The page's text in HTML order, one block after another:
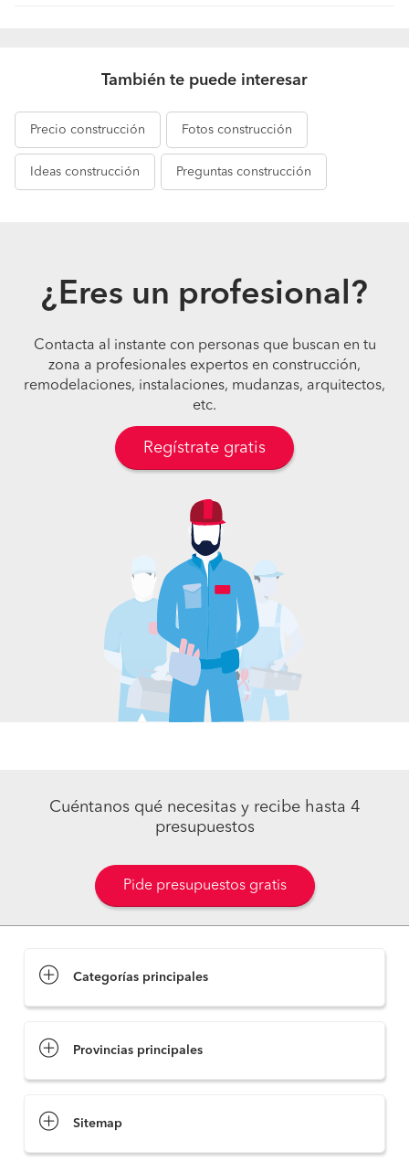
También te puede interesar
Precio construcción Fotos construcción
Ideas construcción Preguntas construcción
¿Eres un profesional?
Contacta al instante con personas que buscan en tu
zona a profesionales expertos en construcción,
remodelaciones, instalaciones, mudanzas, arquitectos,
etc.
Regístrate gratis
Cuéntanos qué necesitas y recibe hasta 4
presupuestos
Pide presupuestos gratis
Categorías principales
Provincias principales
Sitemap